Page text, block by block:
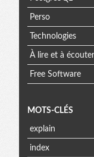
Perso
Technologies
À lire et à écouter
Free Software
MOTS-CLÉS
explain
index